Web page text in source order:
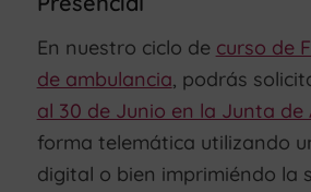
En nuestro ciclo de curso de
de ambulancia, podrás
al 30 de Junio en la Junta de
forma telemática utilizando
digital o bien imprimiéndo la